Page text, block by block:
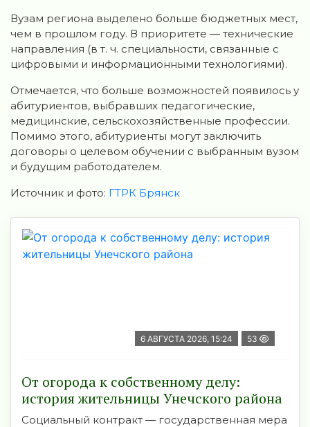
Вузам региона выделено больше бюджетных мест,
чем в прошлом году. В приоритете — технические
направления (в т. ч. специальности, связанные с
цифровыми и информационными технологиями).
Отмечается, что больше возможностей появилось у
абитуриентов, выбравших педагогические,
медицинские, сельскохозяйственные профессии.
Помимо этого, абитуриенты могут заключить
договоры о целевом обучении с выбранным вузом
и будущим работодателем.
Источник и фото: ГТРК Брянск
6 АВГУСТА 2026, 15:24 53
От огорода к собственному делу:
история жительницы Унечского района
Социальный контракт — государственная мера